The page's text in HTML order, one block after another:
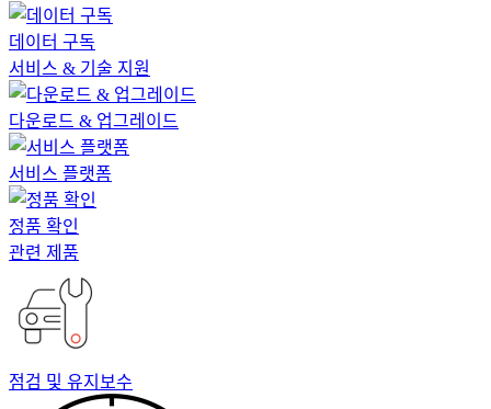
데이터 구독
서비스 & 기술 지원
다운로드 & 업그레이드
서비스 플랫폼
정품 확인
관련 제품
점검 및 유지보수